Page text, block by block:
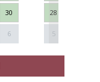
30
6
28
5
Next